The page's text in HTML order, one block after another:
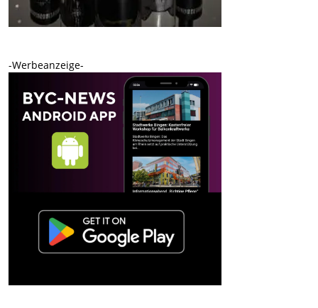
-Werbeanzeige-